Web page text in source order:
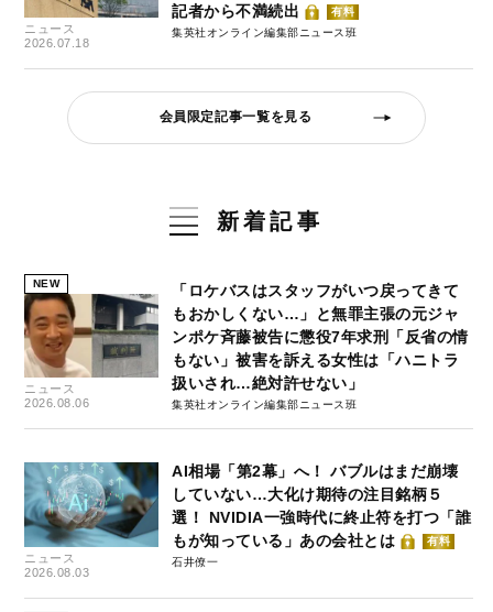
ニュース
2026.07.18
記者から不満続出
有料
集英社オンライン編集部ニュース班
会員限定記事一覧を見る
新着記事
NEW
ニュース
2026.08.06
「ロケバスはスタッフがいつ戻ってきて
もおかしくない…」と無罪主張の元ジャ
ンポケ斉藤被告に懲役7年求刑「反省の情
もない」被害を訴える女性は「ハニトラ
扱いされ…絶対許せない」
集英社オンライン編集部ニュース班
ニュース
2026.08.03
AI相場「第2幕」へ！ バブルはまだ崩壊
していない…大化け期待の注目銘柄５
選！ NVIDIA一強時代に終止符を打つ「誰
もが知っている」あの会社とは
有料
石井僚一